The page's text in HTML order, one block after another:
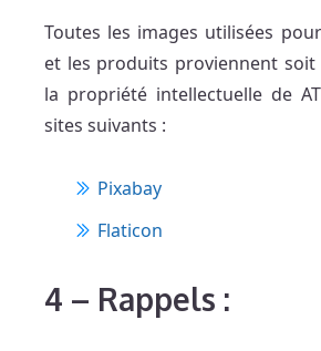
Toutes les images utilisées
et les produits proviennent
la propriété intellectuelle de
sites suivants :
Pixabay
Flaticon
4 – Rappels :